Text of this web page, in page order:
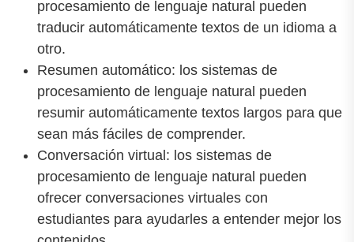
procesamiento de lenguaje natural pueden
traducir automáticamente textos de un idioma a
otro.
Resumen automático: los sistemas de
procesamiento de lenguaje natural pueden
resumir automáticamente textos largos para que
sean más fáciles de comprender.
Conversación virtual: los sistemas de
procesamiento de lenguaje natural pueden
ofrecer conversaciones virtuales con
estudiantes para ayudarles a entender mejor los